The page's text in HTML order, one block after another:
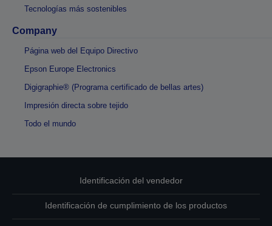
Tecnologías más sostenibles
Company
Página web del Equipo Directivo
Epson Europe Electronics
Digigraphie® (Programa certificado de bellas artes)
Impresión directa sobre tejido
Todo el mundo
Identificación del vendedor
Identificación de cumplimiento de los productos